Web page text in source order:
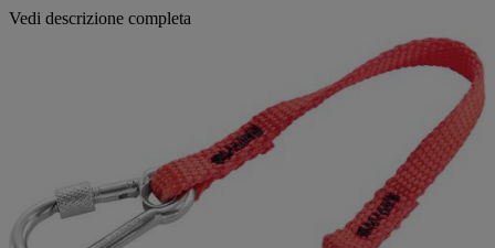
Vedi descrizione completa